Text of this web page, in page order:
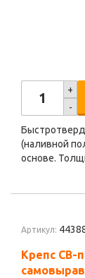
+
-
(наливной
основе.
Артикул:
Крепс СВ-